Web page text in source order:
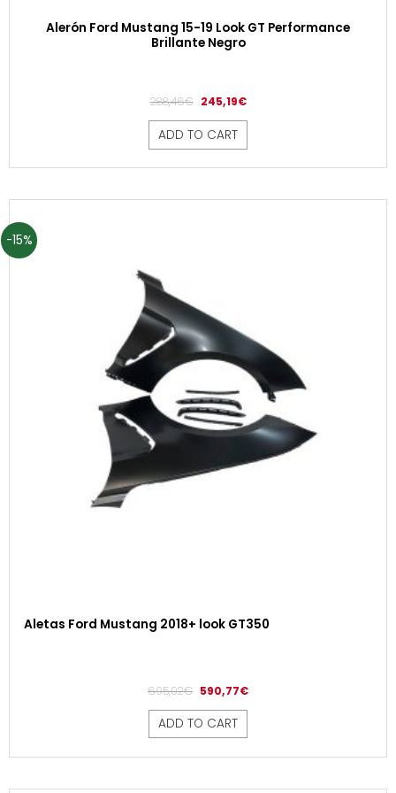
Alerón Ford Mustang 15-19 Look GT Performance
Brillante Negro
288,46€ 245,19€
ADD TO CART
-15%
Aletas Ford Mustang 2018+ look GT350
695,02€ 590,77€
ADD TO CART